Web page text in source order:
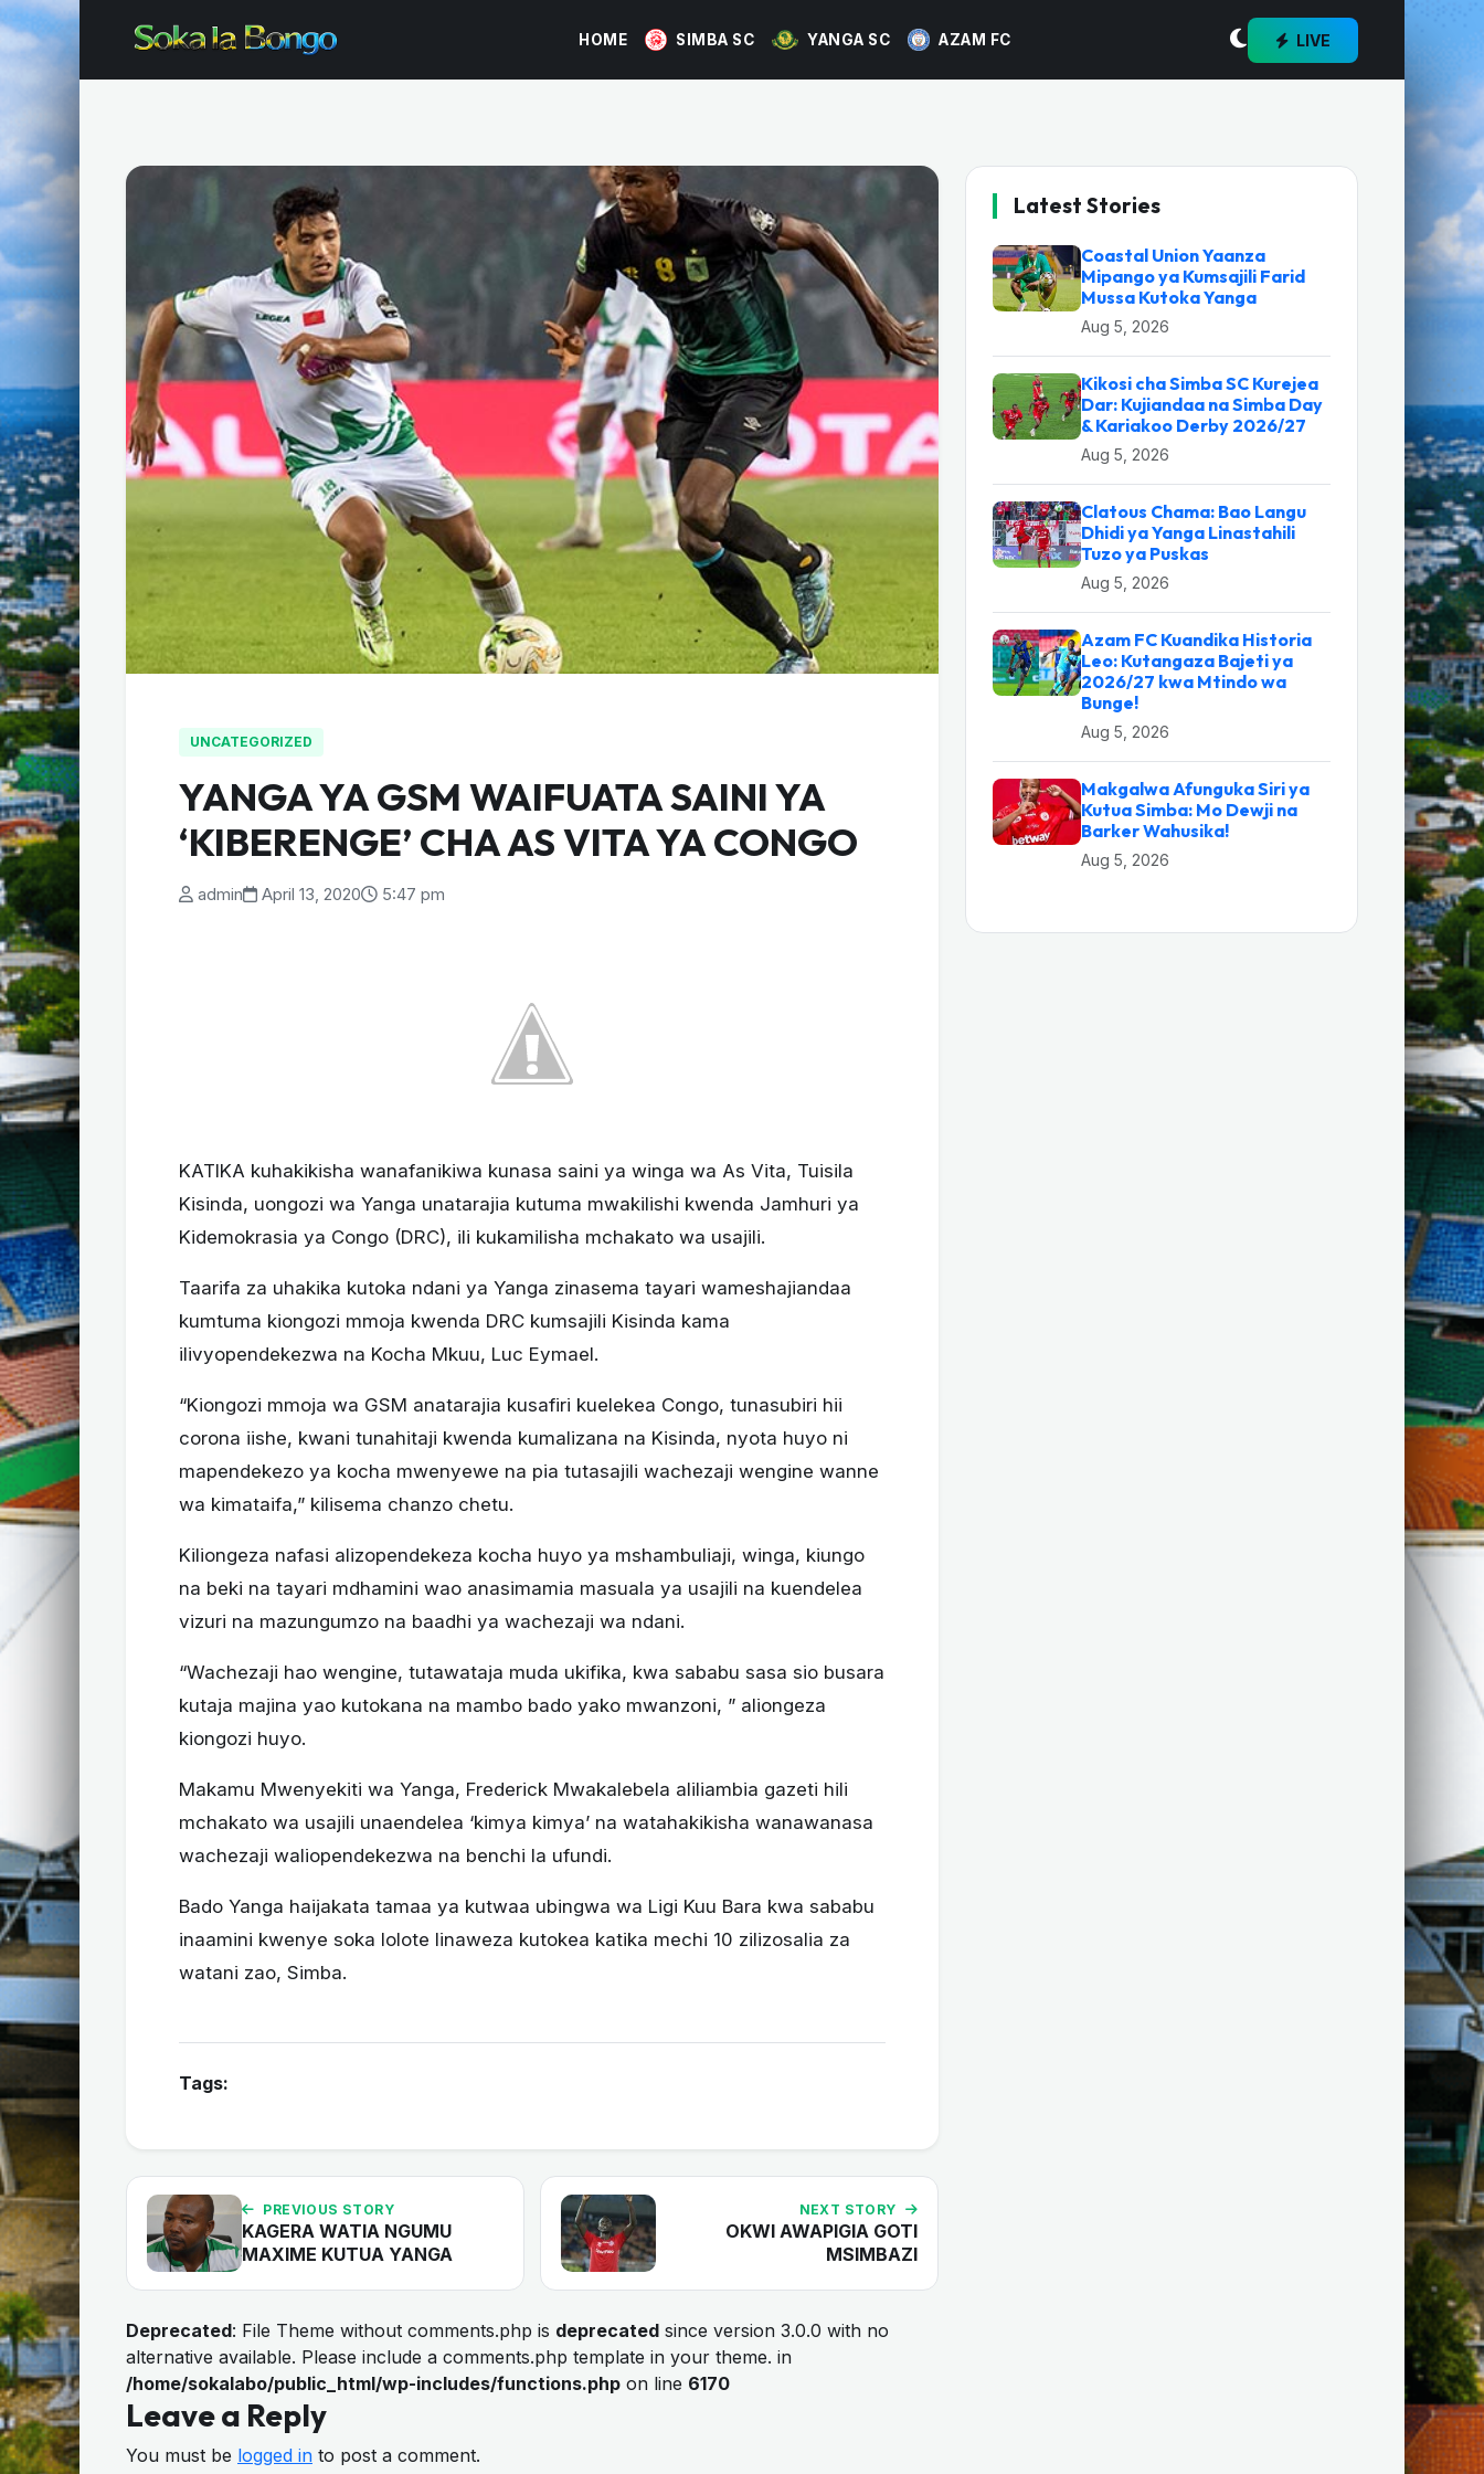
HOME SIMBA SC YANGA SC AZAM FC LIVE
UNCATEGORIZED
YANGA YA GSM WAIFUATA SAINI YA
‘KIBERENGE’ CHA AS VITA YA CONGO
admin April 13, 2020 5:47 pm
KATIKA kuhakikisha wanafanikiwa kunasa saini ya winga wa As Vita, Tuisila
Kisinda, uongozi wa Yanga unatarajia kutuma mwakilishi kwenda Jamhuri ya
Kidemokrasia ya Congo (DRC), ili kukamilisha mchakato wa usajili.
Taarifa za uhakika kutoka ndani ya Yanga zinasema tayari wameshajiandaa
kumtuma kiongozi mmoja kwenda DRC kumsajili Kisinda kama
ilivyopendekezwa na Kocha Mkuu, Luc Eymael.
“Kiongozi mmoja wa GSM anatarajia kusafiri kuelekea Congo, tunasubiri hii
corona iishe, kwani tunahitaji kwenda kumalizana na Kisinda, nyota huyo ni
mapendekezo ya kocha mwenyewe na pia tutasajili wachezaji wengine wanne
wa kimataifa,” kilisema chanzo chetu.
Kiliongeza nafasi alizopendekeza kocha huyo ya mshambuliaji, winga, kiungo
na beki na tayari mdhamini wao anasimamia masuala ya usajili na kuendelea
vizuri na mazungumzo na baadhi ya wachezaji wa ndani.
“Wachezaji hao wengine, tutawataja muda ukifika, kwa sababu sasa sio busara
kutaja majina yao kutokana na mambo bado yako mwanzoni, ” aliongeza
kiongozi huyo.
Makamu Mwenyekiti wa Yanga, Frederick Mwakalebela aliliambia gazeti hili
mchakato wa usajili unaendelea ‘kimya kimya’ na watahakikisha wanawanasa
wachezaji waliopendekezwa na benchi la ufundi.
Bado Yanga haijakata tamaa ya kutwaa ubingwa wa Ligi Kuu Bara kwa sababu
inaamini kwenye soka lolote linaweza kutokea katika mechi 10 zilizosalia za
watani zao, Simba.
Tags:
PREVIOUS STORY
KAGERA WATIA NGUMU
MAXIME KUTUA YANGA
NEXT STORY
OKWI AWAPIGIA GOTI
MSIMBAZI
Deprecated: File Theme without comments.php is deprecated since version 3.0.0 with no
alternative available. Please include a comments.php template in your theme. in
/home/sokalabo/public_html/wp-includes/functions.php on line 6170
Leave a Reply
You must be logged in to post a comment.
Latest Stories
Coastal Union Yaanza
Mipango ya Kumsajili Farid
Mussa Kutoka Yanga
Aug 5, 2026
Kikosi cha Simba SC Kurejea
Dar: Kujiandaa na Simba Day
& Kariakoo Derby 2026/27
Aug 5, 2026
Clatous Chama: Bao Langu
Dhidi ya Yanga Linastahili
Tuzo ya Puskas
Aug 5, 2026
Azam FC Kuandika Historia
Leo: Kutangaza Bajeti ya
2026/27 kwa Mtindo wa
Bunge!
Aug 5, 2026
Makgalwa Afunguka Siri ya
Kutua Simba: Mo Dewji na
Barker Wahusika!
Aug 5, 2026